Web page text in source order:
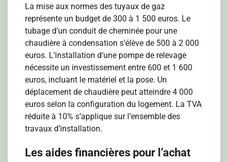
La mise aux normes des tuyaux de gaz
représente un budget de 300 à 1 500 euros. Le
tubage d’un conduit de cheminée pour une
chaudière à condensation s’élève de 500 à 2 000
euros. L’installation d’une pompe de relevage
nécessite un investissement entre 600 et 1 600
euros, incluant le matériel et la pose. Un
déplacement de chaudière peut atteindre 4 000
euros selon la configuration du logement. La TVA
réduite à 10% s’applique sur l’ensemble des
travaux d’installation.
Les aides financières pour l’achat